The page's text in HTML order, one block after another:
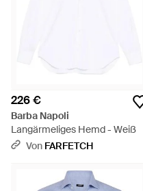
226 €
Barba Napoli
Langärmeliges Hemd - Weiß
Von FARFETCH